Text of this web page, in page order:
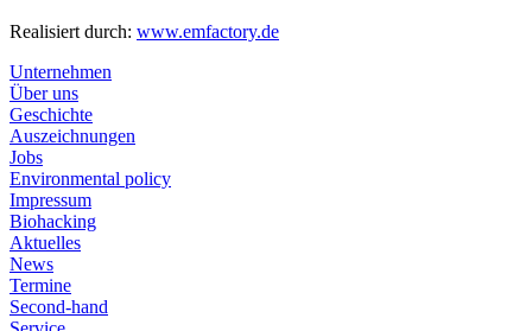
Realisiert durch: www.emfactory.de
Unternehmen
Über uns
Geschichte
Auszeichnungen
Jobs
Environmental policy
Impressum
Biohacking
Aktuelles
News
Termine
Second-hand